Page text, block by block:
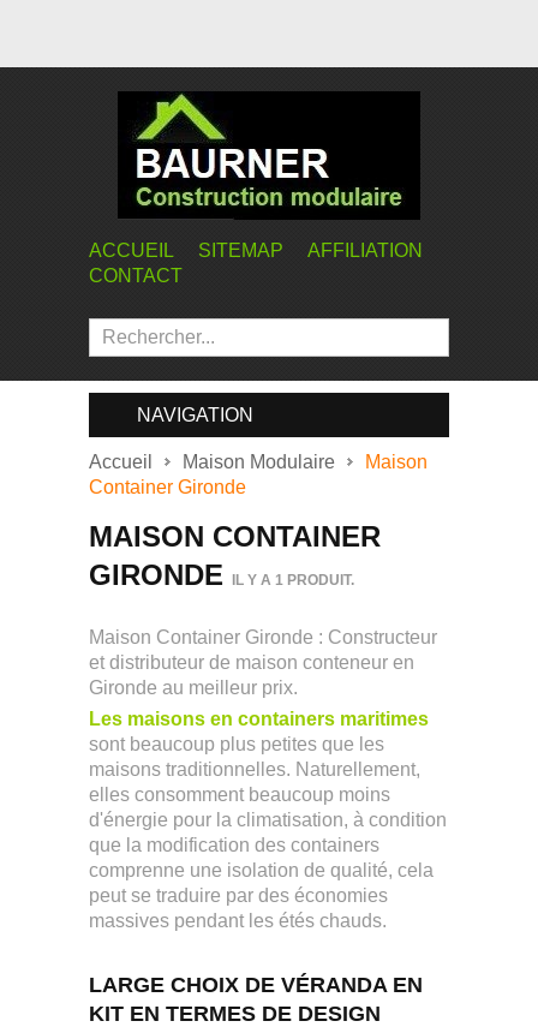
ACCUEIL SITEMAP
AFFILIATION
CONTACT
NAVIGATION
Accueil Maison Modulaire
Maison
Container Gironde
MAISON CONTAINER
GIRONDE
IL Y A 1 PRODUIT.
Maison Container Gironde : Constructeur
et distributeur de maison conteneur en
Gironde au meilleur prix.
Les maisons en containers maritimes
sont beaucoup plus petites que les
maisons traditionnelles. Naturellement,
elles consomment beaucoup moins
d'énergie pour la climatisation, à condition
que la modification des containers
comprenne une isolation de qualité, cela
peut se traduire par des économies
massives pendant les étés chauds.
LARGE CHOIX DE VÉRANDA EN
KIT EN TERMES DE DESIGN